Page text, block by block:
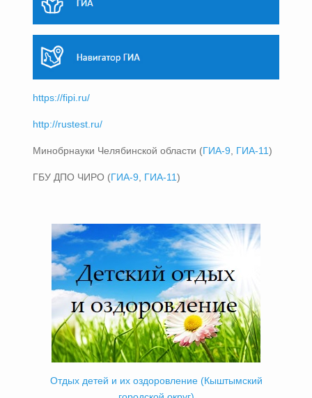
https://fipi.ru/
http://rustest.ru/
Минобрнауки Челябинской области (ГИА-9 ГИА-11)
ГБУ ДПО ЧИРО (ГИА-9 ГИА-11)
Отдых детей и их оздоровление (Кыштымский